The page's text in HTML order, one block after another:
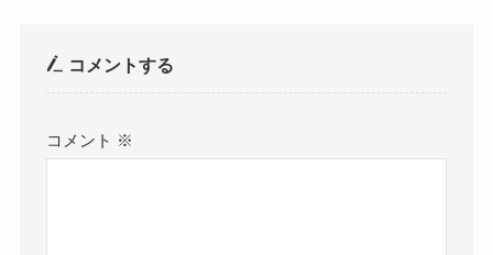
コメントする
コメント ※